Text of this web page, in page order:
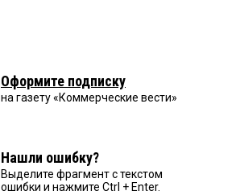
Оформите подписку
на газету «Коммерческие вести»
Нашли ошибку?
Выделите фрагмент с текстом
ошибки и нажмите Ctrl + Enter.